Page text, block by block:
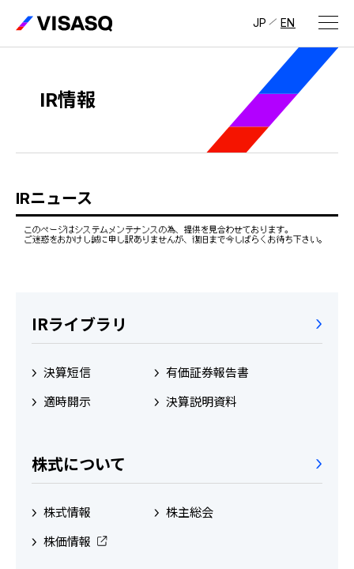
JP EN
ビザスクについて
会社概要・拠点
IR情報
IRライブラリ
業績ハイライト
コーポレート・ガバナンス
よくある質問
ディスクロージャーポリシー
採用サイト（日本）
中途採用：ビジネス職・コーポレート職
IR情報
IRニュース
IRライブラリ
決算短信
有価証券報告書
適時開示
決算説明資料
株式について
株式情報
株主総会
株価情報